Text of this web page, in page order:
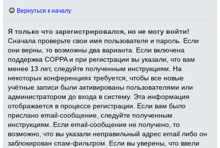
Вернуться к началу
Я только что зарегистрировался, но не могу войти!
Сначала проверьте свои имя пользователя и пароль. Если
они верны, то возможны два варианта. Если включена
поддержка COPPA и при регистрации вы указали, что вам
менее 13 лет, следуйте полученным инструкциям. На
некоторых конференциях требуется, чтобы все новые
учётные записи были активированы пользователями или
администратором до входа в систему. Эта информация
отображается в процессе регистрации. Если вам было
прислано email-сообщение, следуйте полученным
инструкциям. Если email-сообщение не получено, то
возможно, что вы указали неправильный адрес email либо он
заблокирован спам-фильтром. Если вы уверены, что ввели